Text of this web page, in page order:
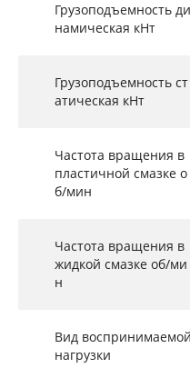
Грузоподъемность ди
намическая кНт
Грузоподъемность ст
атическая кНт
Частота вращения в
пластичной смазке о
б/мин
Частота вращения в
жидкой смазке об/ми
н
Вид воспринимаемой
нагрузки